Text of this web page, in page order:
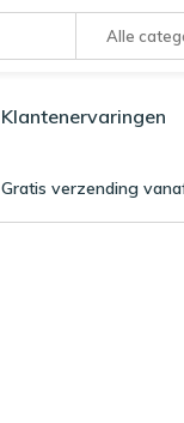
Alle
Klantenervaringen
Gratis verzending